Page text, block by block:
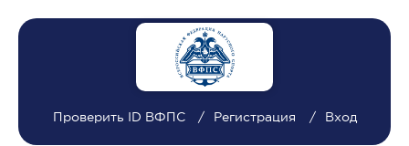
Проверить ID ВФПС Регистрация Вход